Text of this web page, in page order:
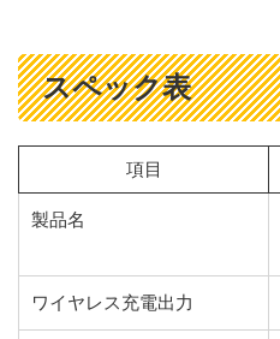
スペック表
項目
製品名
ワイヤレス充電出力